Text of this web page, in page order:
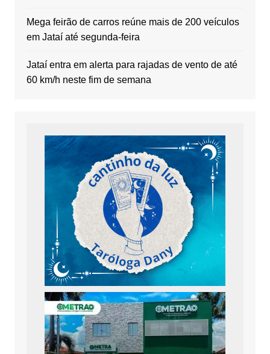
Mega feirão de carros reúne mais de 200 veículos
em Jataí até segunda-feira
Jataí entra em alerta para rajadas de vento de até
60 km/h neste fim de semana